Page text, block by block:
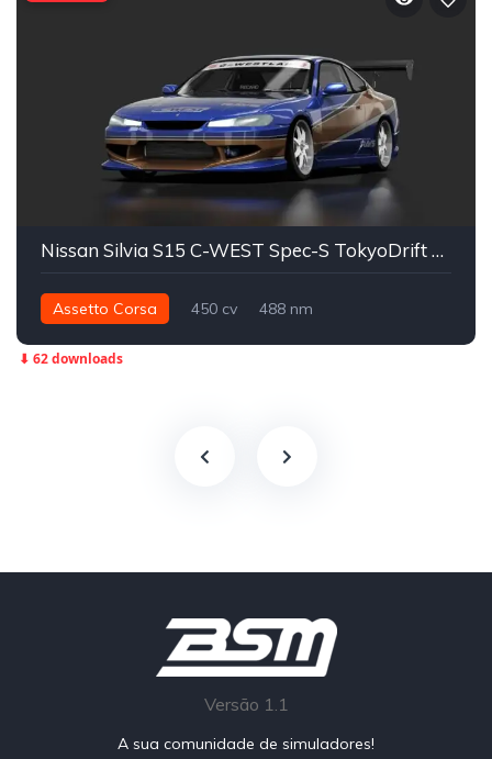
Nissan Silvia S15 C-WEST Spec-S TokyoDrift Mona Lisa YoikiGarage
Assetto Corsa 450 cv
488 nm
⬇ 62 downloads
Versão 1.1
A sua comunidade de simuladores!